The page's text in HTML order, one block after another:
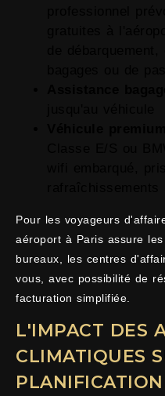
Pour les voyageurs
aéroport à Paris assure
bureaux, les centres
vous, avec possibilité de
facturation simplifiée.
L'IMPACT DES
CLIMATIQUES